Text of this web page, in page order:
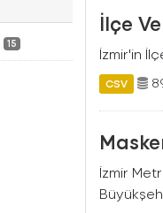
15
İlçe
İzmir'in
CSV
İzmir